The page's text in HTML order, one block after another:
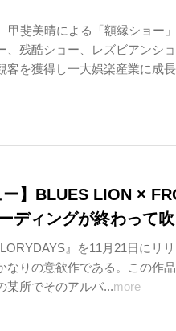
甲斐美晴による「額縁ショー
、残酷ショー、レズビアンシ
客を獲得し一大娯楽産業に成
ー】BLUES LION ×
ディングが終わって
』を11月21日にリ
なりの意欲作である。この作
某所でそのアルバ...more